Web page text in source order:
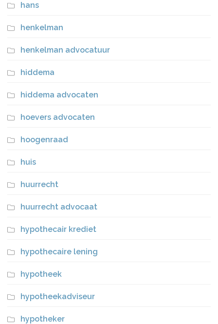
hans
henkelman
henkelman advocatuur
hiddema
hiddema advocaten
hoevers advocaten
hoogenraad
huis
huurrecht
huurrecht advocaat
hypothecair krediet
hypothecaire lening
hypotheek
hypotheekadviseur
hypotheker